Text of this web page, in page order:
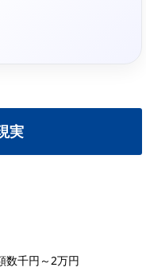
実
数千円～2万円